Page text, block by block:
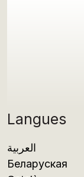
Langues
العربية
Беларуская